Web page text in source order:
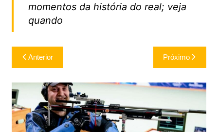
momentos da história do real; veja
quando
Navegação
de
Post
Anterior Próximo